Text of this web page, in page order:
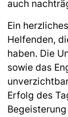
auch
Ein
Helfenden,
haben. Die
sowie das
Erfolg des